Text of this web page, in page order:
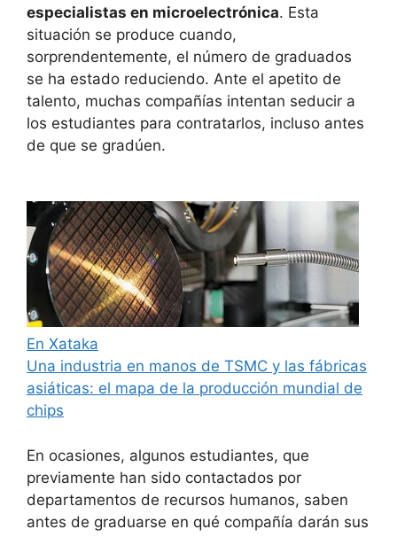
especialistas en microelectrónica. Esta
situación se produce cuando,
sorprendentemente, el número de graduados
se ha estado reduciendo. Ante el apetito de
talento, muchas compañías intentan seducir a
los estudiantes para contratarlos, incluso antes
de que se gradúen.
En Xataka
Una industria en manos de TSMC y las fábricas
asiáticas: el mapa de la producción mundial de
chips
En ocasiones, algunos estudiantes, que
previamente han sido contactados por
departamentos de recursos humanos, saben
antes de graduarse en qué compañía darán sus